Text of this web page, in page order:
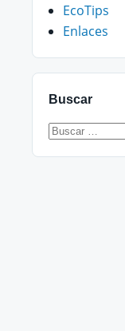
EcoTips
Enlaces
Buscar
Buscar: